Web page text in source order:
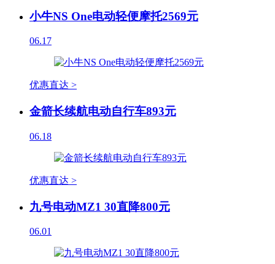
小牛NS One电动轻便摩托2569元
06.17
优惠直达 >
金箭长续航电动自行车893元
06.18
优惠直达 >
九号电动MZ1 30直降800元
06.01